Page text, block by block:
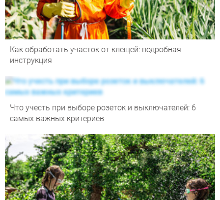
Как обработать участок от клещей: подробная
инструкция
Что учесть при выборе розеток и выключателей: 6
самых важных критериев